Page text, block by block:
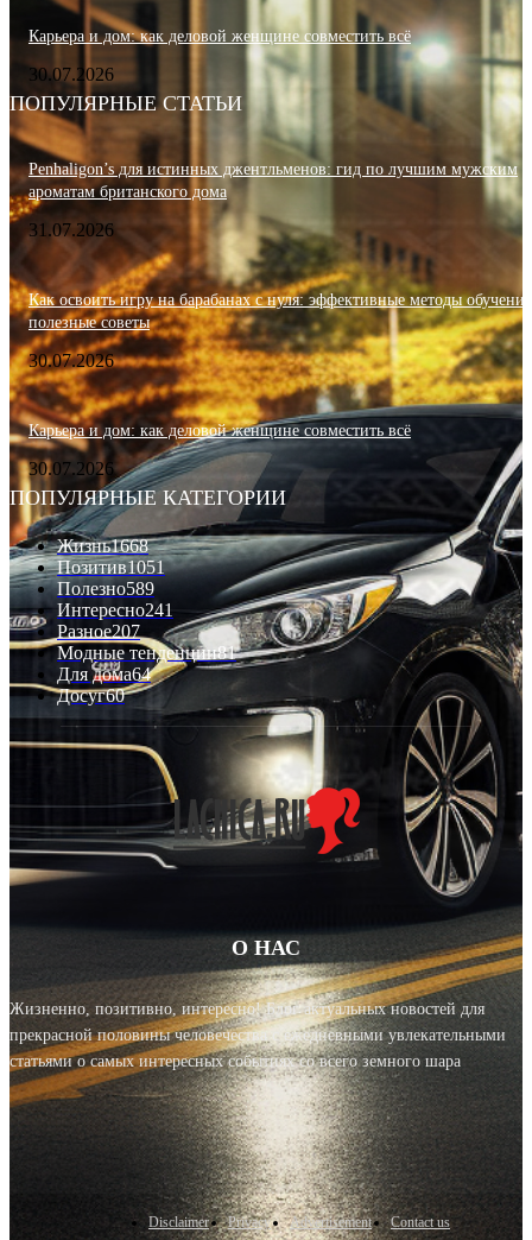
Карьера и дом: как деловой женщине совместить всё
30.07.2026
ПОПУЛЯРНЫЕ СТАТЬИ
Penhaligon’s для истинных джентльменов: гид по лучшим мужским
ароматам британского дома
31.07.2026
Как освоить игру на барабанах с нуля: эффективные методы
полезные советы
30.07.2026
Карьера и дом: как деловой женщине совместить всё
30.07.2026
ПОПУЛЯРНЫЕ КАТЕГОРИИ
Жизнь1668
Позитив1051
Полезно589
Интересно241
Разное207
Модные тенденции81
Для дома64
Досуг60
О НАС
Жизненно, позитивно, интересно! Блог актуальных новостей для
прекрасной половины человечества с ежедневными увлекательными
статьями о самых интересных событиях со всего земного шара
Disclaimer Privacy Advertisement Contact us